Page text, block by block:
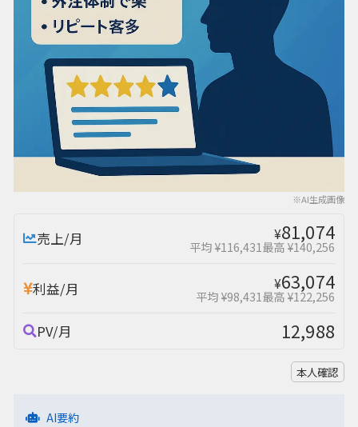
※AI生成画像
売上/月 ¥81,074
平均 ¥116,431最高 ¥140,256
利益/月 ¥63,074
平均 ¥98,431最高 ¥122,256
PV/月 12,988
本人確認
AI要約